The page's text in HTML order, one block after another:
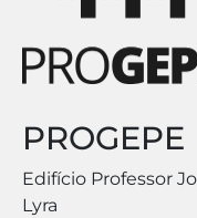
PROGEPE
Edifício Professor
Lyra